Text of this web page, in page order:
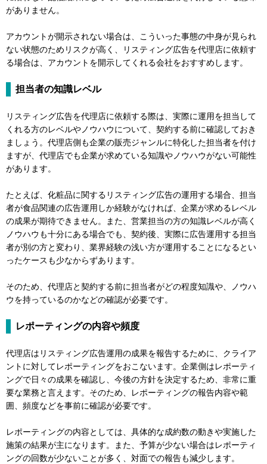
がありません。
アカウントが開示されない場合は、こういった事態の中身が見られ
ない状態のためリスクが高く、リスティング広告を代理店に依頼す
る場合は、アカウントを開示してくれる会社をおすすめします。
担当者の知識レベル
リスティング広告を代理店に依頼する際は、実際に運用を担当して
くれる方のレベルやノウハウについて、契約する前に確認しておき
ましょう。代理店側も企業の販売ジャンルに特化した担当者を付け
ますが、代理店でも企業が求めている知識やノウハウがない可能性
があります。
たとえば、化粧品に関するリスティング広告の運用する場合、担当
者が食品関連の広告運用しか経験がなければ、企業が求めるレベル
の成果が期待できません。また、営業担当の方の知識レベルが高く
ノウハウも十分にある場合でも、契約後、実際に広告運用する担当
者が別の方と変わり、業界経験の浅い方が運用することになるとい
ったケースも少なからずあります。
そのため、代理店と契約する前に担当者がどの程度知識や、ノウハ
ウを持っているのかなどの確認が必要です。
レポーティングの内容や頻度
代理店はリスティング広告運用の成果を報告するために、クライア
ントに対してレポーティングをおこないます。企業側はレポーティ
ングで日々の成果を確認し、今後の方針を決定するため、非常に重
要な業務と言えます。そのため、レポーティングの報告内容や範
囲、頻度などを事前に確認が必要です。
レポーティングの内容としては、具体的な成約数の動きや実施した
施策の結果が主になります。また、予算が少ない場合はレポーティ
ングの回数が少ないことが多く、対面での報告も減少します。